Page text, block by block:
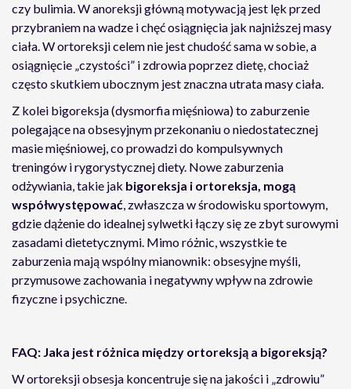
czy bulimia. W anoreksji główną motywacją jest lęk przed
przybraniem na wadze i chęć osiągnięcia jak najniższej masy
ciała. W ortoreksji celem nie jest chudość sama w sobie, a
osiągnięcie „czystości” i zdrowia poprzez dietę, chociaż
często skutkiem ubocznym jest znaczna utrata masy ciała.
Z kolei bigoreksja (dysmorfia mięśniowa) to zaburzenie
polegające na obsesyjnym przekonaniu o niedostatecznej
masie mięśniowej, co prowadzi do kompulsywnych
treningów i rygorystycznej diety. Nowe zaburzenia
odżywiania, takie jak bigoreksja i ortoreksja, mogą
współwystępować, zwłaszcza w środowisku sportowym,
gdzie dążenie do idealnej sylwetki łączy się ze zbyt surowymi
zasadami dietetycznymi. Mimo różnic, wszystkie te
zaburzenia mają wspólny mianownik: obsesyjne myśli,
przymusowe zachowania i negatywny wpływ na zdrowie
fizyczne i psychiczne.
FAQ: Jaka jest różnica między ortoreksją a bigoreksją?
W ortoreksji obsesja koncentruje się na jakości i „zdrowiu”